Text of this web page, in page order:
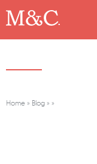
Home » Blog » »